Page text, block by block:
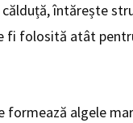
întărește
fi folosită atât
formează algele